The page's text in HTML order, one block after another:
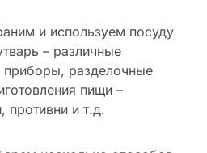
и используем посуду
– различные
разделочные
пищи –
противни и т.д.